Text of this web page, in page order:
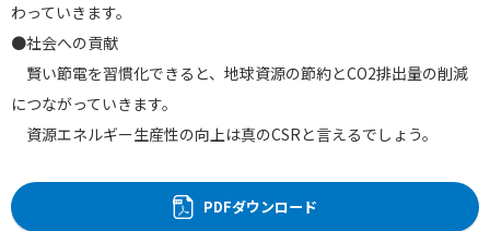
わっていきます。
●社会への貢献
賢い節電を習慣化できると、地球資源の節約とCO2排出量の削減
につながっていきます。
資源エネルギー生産性の向上は真のCSRと言えるでしょう。
PDFダウンロード